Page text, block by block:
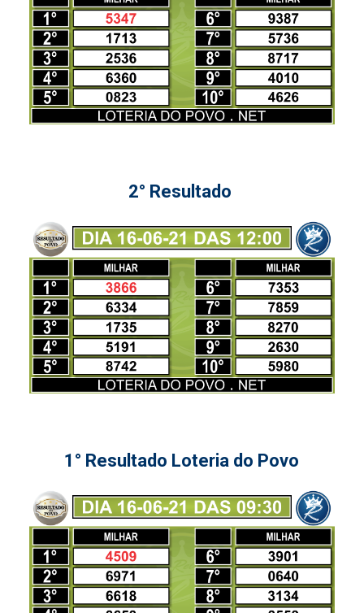
2° Resultado
1° Resultado Loteria do Povo